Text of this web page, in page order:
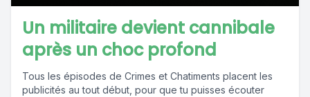
Un militaire devient cannibale
après un choc profond
Tous les épisodes de Crimes et Chatiments placent les
publicités au tout début, pour que tu puisses écouter